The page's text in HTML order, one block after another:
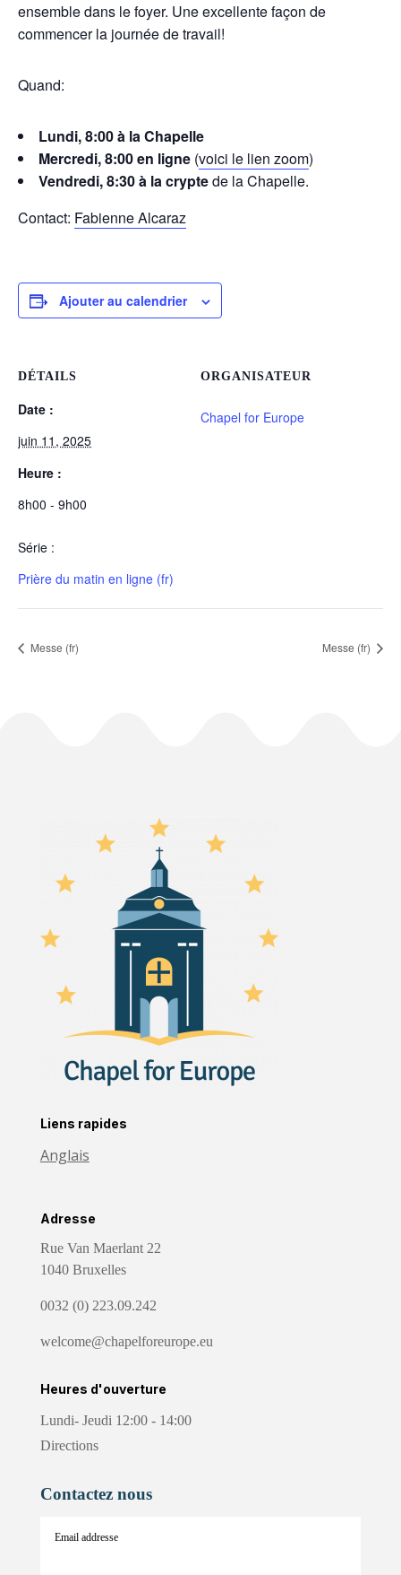
ensemble dans le foyer. Une excellente façon de
commencer la journée de travail!
Quand:
Lundi, 8:00 à la Chapelle
Mercredi, 8:00 en ligne (voici le lien zoom)
Vendredi, 8:30 à la cryptede la Chapelle.
Contact: Fabienne Alcaraz
Ajouter au calendrier
DÉTAILS
Date :
juin 11, 2025
Heure :
8h00 - 9h00
Série :
Prière du matin en ligne (fr)
ORGANISATEUR
Chapel for Europe
Messe (fr) Messe (fr)
Liens rapides
Anglais
Adresse
Rue Van Maerlant 22
1040 Bruxelles
0032 (0) 223.09.242
welcome@chapelforeurope.eu
Heures d'ouverture
Lundi- Jeudi 12:00 - 14:00
Directions
Contactez nous